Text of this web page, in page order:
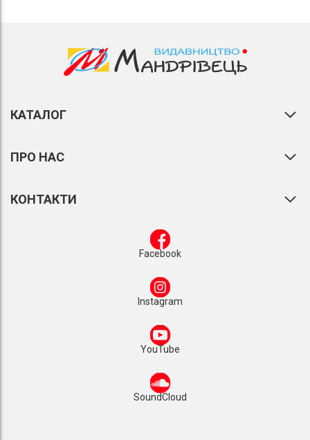
КАТАЛОГ
ПРО НАС
КОНТАКТИ
Facebook
Instagram
YouTube
SoundCloud